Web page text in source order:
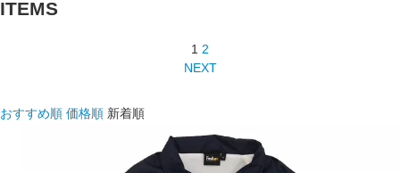
ITEMS
1 2
NEXT
おすすめ順 価格順 新着順